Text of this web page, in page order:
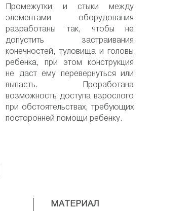
Промежутки и стыки между
элементами оборудования
разработаны так, чтобы не
допустить застраивания
конечностей, туловища и головы
ребёнка, при этом конструкция
не даст ему перевернуться или
выпасть. Проработана
возможность доступа взрослого
при обстоятельствах, требующих
посторонней помощи ребёнку.
МАТЕРИАЛ